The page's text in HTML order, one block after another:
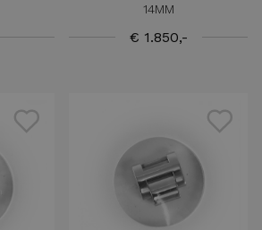
14MM
€ 1.850,-